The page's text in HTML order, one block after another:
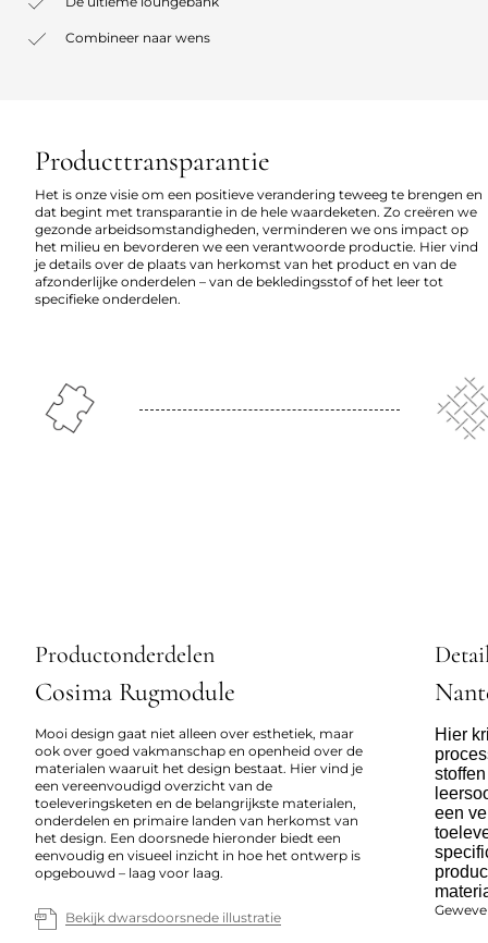
Combineer naar wens
Producttransparantie
Het is onze visie om een positieve verandering teweeg te brengen en
dat begint met transparantie in de hele waardeketen. Zo creëren we
gezonde arbeidsomstandigheden, verminderen we ons impact op
het milieu en bevorderen we een verantwoorde productie. Hier vind
je details over de plaats van herkomst van het product en van de
afzonderlijke onderdelen – van de bekledingsstof of het leer tot
specifieke onderdelen.
Productonderdelen
Cosima Rugmodule
Mooi design gaat niet alleen over esthetiek, maar
ook over goed vakmanschap en openheid over de
materialen waaruit het design bestaat. Hier vind je
een vereenvoudigd overzicht van de
toeleveringsketen en de belangrijkste materialen,
onderdelen en primaire landen van herkomst van
het design. Een doorsnede hieronder biedt een
eenvoudig en visueel inzicht in hoe het ontwerp is
opgebouwd – laag voor laag.
Bekijk dwarsdoorsnede illustratie
Hier
een